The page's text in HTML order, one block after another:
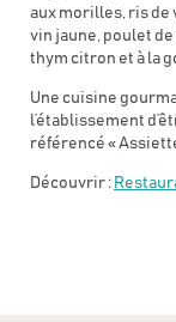
aux morilles, ris de
vin jaune, poulet
thym citron et à la
Une cuisine
l’établissement
référencé «
Découvrir :